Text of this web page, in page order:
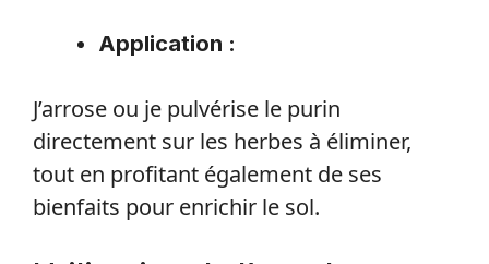
Application :
J’arrose ou je pulvérise le purin
directement sur les herbes à éliminer,
tout en profitant également de ses
bienfaits pour enrichir le sol.